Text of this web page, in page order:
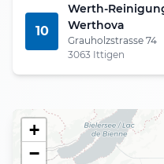
10
Werth-
Werthova
Grauholzstrasse 74
3063 Ittigen
+
−